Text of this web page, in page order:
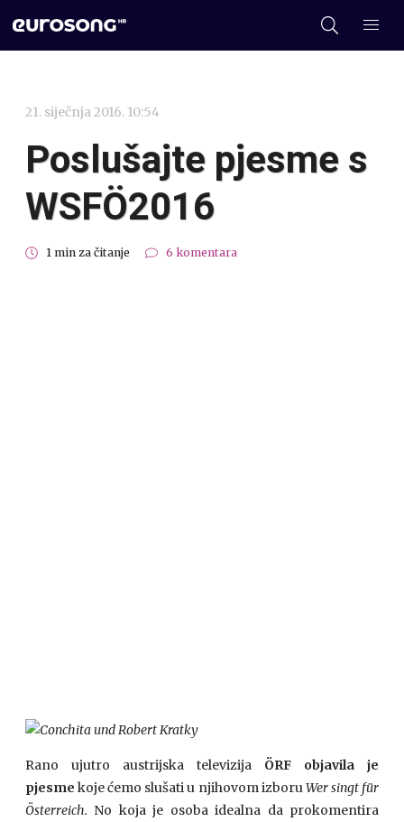
21. siječnja 2016. 10:54
Poslušajte pjesme s
WSFÖ2016
1 min za čitanje 6 komentara
Rano ujutro austrijska televizija ÖRF objavila je
pjesme koje ćemo slušati u njihovom izboruWer singt für
Österreich. No koja je osoba idealna da prokomentira